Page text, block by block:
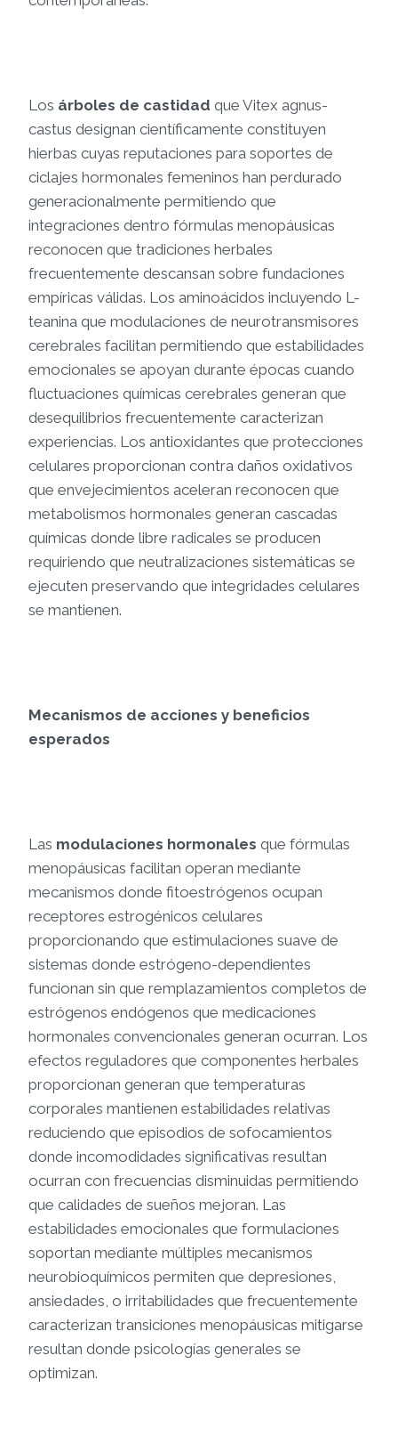
Los árboles de castidad que Vitex agnus-
castus designan científicamente constituyen
hierbas cuyas reputaciones para soportes de
ciclajes hormonales femeninos han perdurado
generacionalmente permitiendo que
integraciones dentro fórmulas menopáusicas
reconocen que tradiciones herbales
frecuentemente descansan sobre fundaciones
empíricas válidas. Los aminoácidos incluyendo L-
teanina que modulaciones de neurotransmisores
cerebrales facilitan permitiendo que estabilidades
emocionales se apoyan durante épocas cuando
fluctuaciones químicas cerebrales generan que
desequilibrios frecuentemente caracterizan
experiencias. Los antioxidantes que protecciones
celulares proporcionan contra daños oxidativos
que envejecimientos aceleran reconocen que
metabolismos hormonales generan cascadas
químicas donde libre radicales se producen
requiriendo que neutralizaciones sistemáticas se
ejecuten preservando que integridades celulares
se mantienen.
Mecanismos de acciones y beneficios
esperados
Las modulaciones hormonales que fórmulas
menopáusicas facilitan operan mediante
mecanismos donde fitoestrógenos ocupan
receptores estrogénicos celulares
proporcionando que estimulaciones suave de
sistemas donde estrógeno-dependientes
funcionan sin que remplazamientos completos de
estrógenos endógenos que medicaciones
hormonales convencionales generan ocurran. Los
efectos reguladores que componentes herbales
proporcionan generan que temperaturas
corporales mantienen estabilidades relativas
reduciendo que episodios de sofocamientos
donde incomodidades significativas resultan
ocurran con frecuencias disminuidas permitiendo
que calidades de sueños mejoran. Las
estabilidades emocionales que formulaciones
soportan mediante múltiples mecanismos
neurobioquímicos permiten que depresiones,
ansiedades, o irritabilidades que frecuentemente
caracterizan transiciones menopáusicas mitigarse
resultan donde psicologías generales se
optimizan.